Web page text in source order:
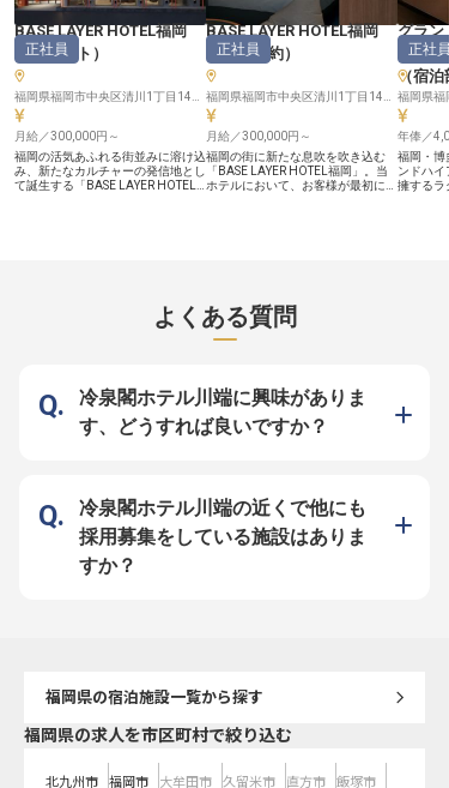
BASE LAYER HOTEL福岡
（フロント ）
正社員
月給／300,000円～
福岡の活気あふれる街並みに溶け込
み、新たなカルチャーの発信地とし
て誕生する「BASE LAYER HOTEL
待されているかを瞬時に察する。あ
なたの魅力がそのままホテルの価値
タッフとしてイチからホテルの未来
を創る ■月給30万円以上の安定収
入！ ■産休・育休も男女共に取得実
績多数！長く働ける環境 ■グローバ
いや立ち居振る舞いを通じて、お客
様の期待を超える価値を提供したい
方を歓迎します。実質年間休日112
日、月給30万円以上という安定し
た基盤のもと、クリエイティブな視
点でホテルを創り上げる醍醐味を味
BASE LAYER HOTEL福岡
（宿泊予約）
正社員
月給／300,000円～
福岡の街に新たな息吹を吹き込む
「BASE LAYER HOTEL福岡」。当
ホテルにおいて、お客様が最初に触
ル”が、2026年春開業！★ ・オープ
ンしたばかりの施設！あなた自身が
ホテルのマニュアルに！ ・月9日休
安定収入 ・全国に展開を続ける当
社。腰を据えて幅広いキャリアを描
ける 業務の枠を超え、お客様の特
別な一日をプロデュースする。予約
る所作を磨きながら、クリエイティ
ブな視点で福岡らしい快適な滞在を
提案してください。実質年休112
日、産休や育休取得実績ありとワー
グラン
（マネ
（宿泊
正社員
福岡県福
年俸／
福岡・博
ンドハ
擁するラ
たマネジ
・博多
便利な好
よくある質問
冷泉閣ホテル川端に興味がありま
す、どうすれば良いですか？
冷泉閣ホテル川端の近くで他にも
採用募集をしている施設はありま
すか？
福岡県の宿泊施設一覧から探す
福岡県の求人を市区町村で絞り込む
北九州市 福岡市 大牟田市 久留米市 直方市 飯塚市